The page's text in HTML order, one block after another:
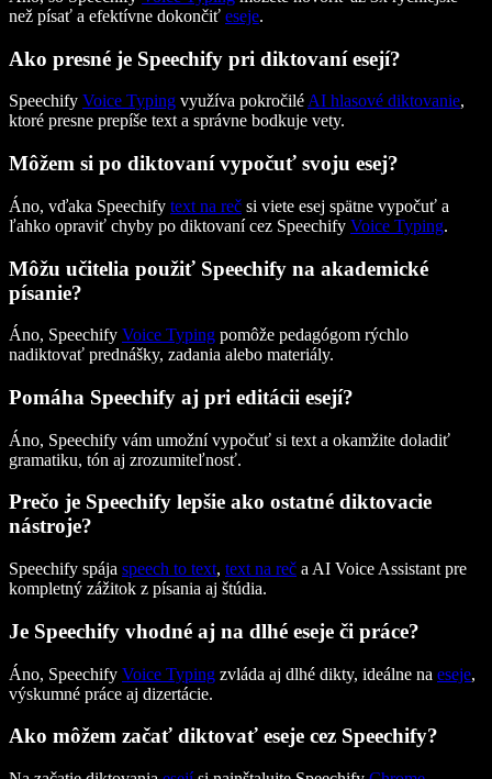
než písať a efektívne dokončiť eseje.
Ako presné je Speechify pri diktovaní esejí?
Speechify Voice Typing využíva pokročilé AI hlasové diktovanie,
ktoré presne prepíše text a správne bodkuje vety.
Môžem si po diktovaní vypočuť svoju esej?
Áno, vďaka Speechify text na reč si viete esej spätne vypočuť a
ľahko opraviť chyby po diktovaní cez Speechify Voice Typing.
Môžu učitelia použiť Speechify na akademické
písanie?
Áno, Speechify Voice Typing pomôže pedagógom rýchlo
nadiktovať prednášky, zadania alebo materiály.
Pomáha Speechify aj pri editácii esejí?
Áno, Speechify vám umožní vypočuť si text a okamžite doladiť
gramatiku, tón aj zrozumiteľnosť.
Prečo je Speechify lepšie ako ostatné diktovacie
nástroje?
Speechify spája speech to text, text na reč a AI Voice Assistant pre
kompletný zážitok z písania aj štúdia.
Je Speechify vhodné aj na dlhé eseje či práce?
Áno, Speechify Voice Typing zvláda aj dlhé dikty, ideálne na eseje,
výskumné práce aj dizertácie.
Ako môžem začať diktovať eseje cez Speechify?